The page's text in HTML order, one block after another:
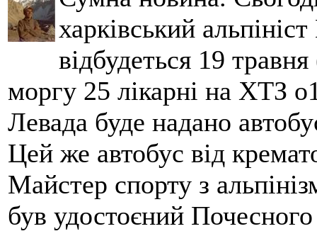
харківський
відбудеться 19
моргу 25 лікарні на ХТЗ
Левада буде надано
Цей же автобус від
Майстер спорту з
був удостоєний